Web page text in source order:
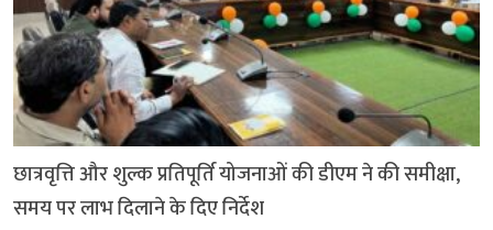
छात्रवृत्ति और शुल्क प्रतिपूर्ति योजनाओं की डीएम ने की समीक्षा,
समय पर लाभ दिलाने के दिए निर्देश